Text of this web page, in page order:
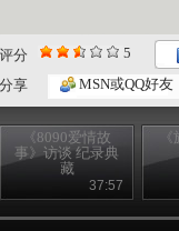
评分 5
分享
MSN或QQ好友
《8090爱情故
事》访谈 纪录典
藏
37:57